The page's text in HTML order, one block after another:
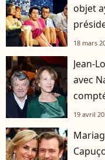
objet
18 mars
Jean-
avec
19 avril